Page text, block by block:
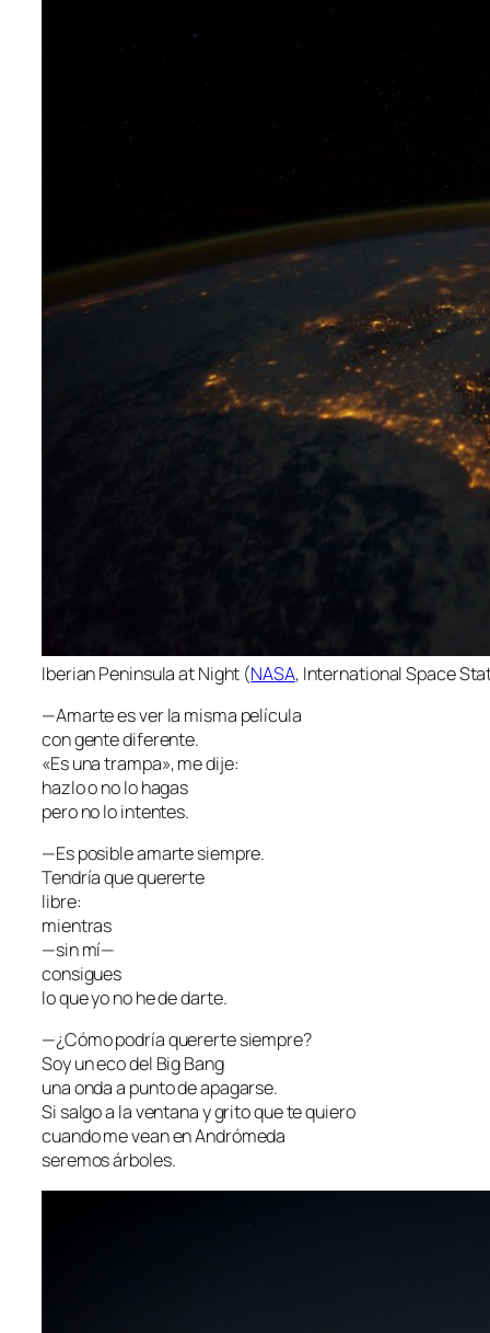
Iberian Peninsula at Night (NASA, International Space
—Amarte es ver la misma película
con gente diferente.
«Es una trampa», me dije:
hazlo o no lo hagas
pero no lo intentes.
—Es posible amarte siempre.
Tendría que quererte
libre:
mientras
—sin mí—
consigues
lo que yo no he de darte.
—¿Cómo podría quererte siempre?
Soy un eco del Big Bang
una onda a punto de apagarse.
Si salgo a la ventana y grito que te quiero
cuando me vean en Andrómeda
seremos árboles.